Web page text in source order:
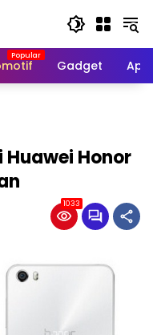
Gadget
Honor
1033